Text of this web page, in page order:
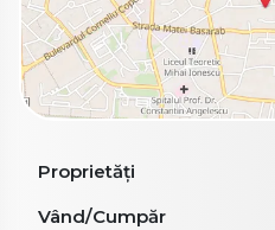
Proprietăți
Vând/Cumpăr